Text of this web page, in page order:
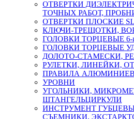
ОТВЕРТКИ
ТОЧНЫХ РАБОТ,
ОТВЕРТКИ ПЛОСКИЕ SL
КЛЮЧИ-ТРЕЩОТКИ,
ГОЛОВКИ ТОРЦЕВЫЕ 6-
ГОЛОВКИ ТОРЦЕВЫЕ
ДОЛОТО-СТАМЕСКИ,
РУЛЕТКИ, ЛИНЕЙКИ,
ПРАВИЛА
УРОВНИ
УГОЛЬНИКИ,
ШТАНГЕЛЬЦИРКУЛИ
ИНСТРУМЕНТ
СЪЕМНИКИ,